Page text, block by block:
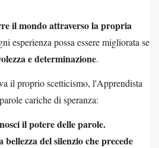
il mondo attraverso la propria
esperienza possa essere migliorata se
e determinazione.
il proprio scetticismo, l'Apprendista
cariche di speranza:
il potere delle parole.
del silenzio che precede